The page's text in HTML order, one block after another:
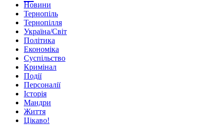
Новини
Тернопіль
Тернопілля
Україна/Світ
Політика
Економіка
Суспільство
Кримінал
Події
Персоналії
Історія
Мандри
Життя
Цікаво!